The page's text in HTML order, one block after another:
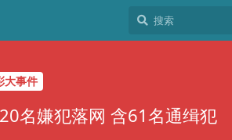
大事件
名嫌犯落网 含61名通缉犯